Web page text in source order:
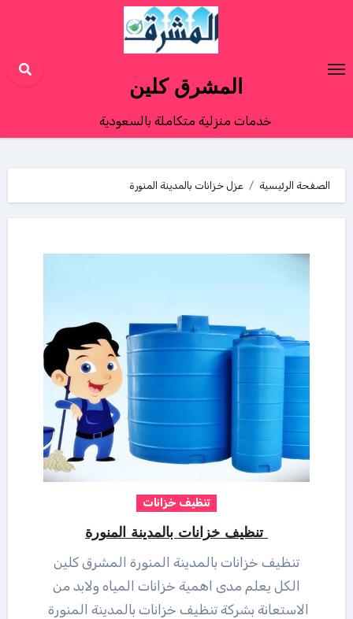
المشرق كلين
خدمات منزلية متكاملة بالسعودية
الصفحة الرئيسية عزل خزانات بالمدينة المنورة
تنظيف خزانات
تنظيف خزانات بالمدينة المنورة
تنظيف خزانات بالمدينة المنورة المشرق كلين
الكل يعلم مدى اهمية خزانات المياه ولابد من
الاستعانة بشركة تنظيف خزانات بالمدينة المنورة